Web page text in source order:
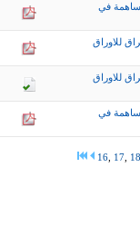
في
للاوراق
للاوراق
في
16 17 18